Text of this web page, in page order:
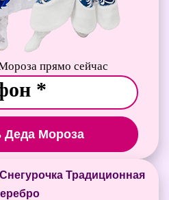
прямо сейчас
Деда Мороза
Традиционная